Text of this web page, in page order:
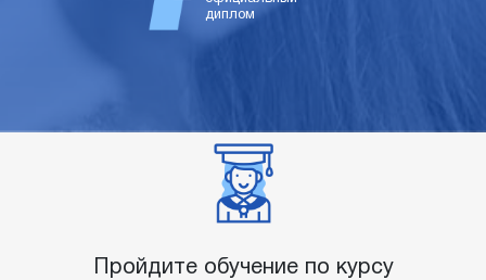
диплом
Пройдите обучение по курсу